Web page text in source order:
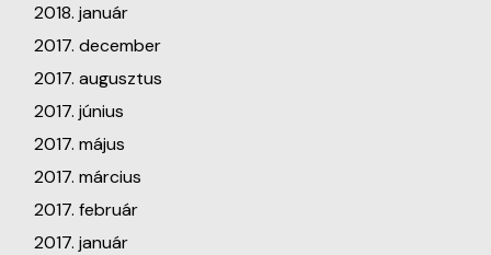
2018. január
2017. december
2017. augusztus
2017. június
2017. május
2017. március
2017. február
2017. január